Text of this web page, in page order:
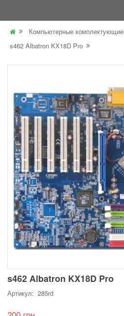
Компьютерные комплектующие
s462 Albatron KX18D Pro
s462 Albatron KX18D Pro
Артикул: 285rd